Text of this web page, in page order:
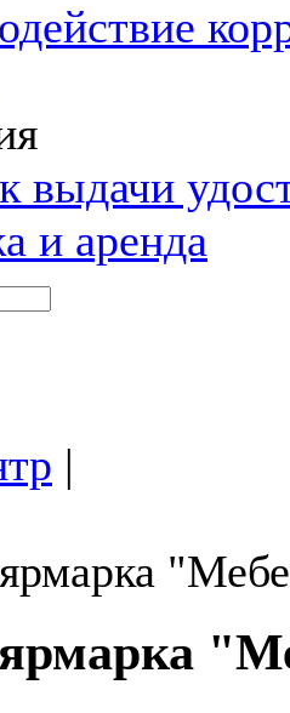
выдачи
и аренда
|